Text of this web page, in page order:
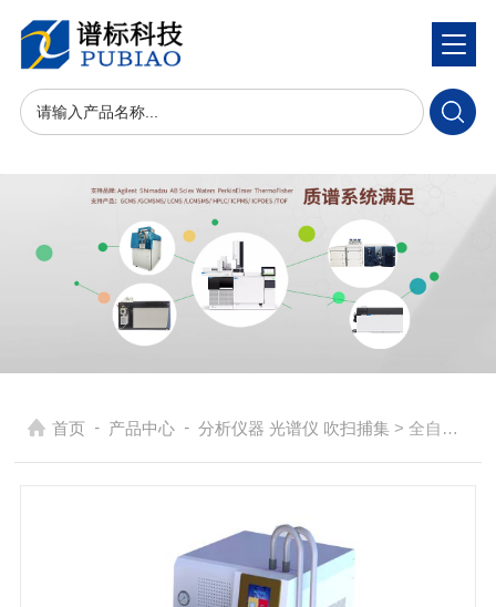
首页 - 产品中心 - 分析仪器 光谱仪 吹扫捕集 > 全自动热脱附仪ATDⅠ-50, ATDⅡ-50